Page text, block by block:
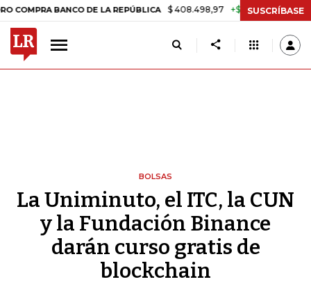
BANCO DE LA REPÚBLICA $ 408.498,97 +$ 8.753,81 +2,19%
SUSCRÍBASE
BOLSAS
La Uniminuto, el ITC, la CUN
y la Fundación Binance
darán curso gratis de
blockchain